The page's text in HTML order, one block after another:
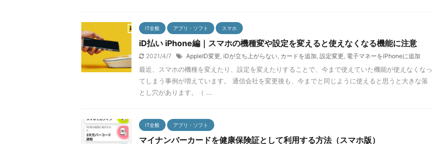
IT全般 アプリ・ソフト スマホ
iD払い iPhone編｜スマホの機種変や設定を変えると使えなくなる機能に注意
2021/4/7 AppleID変更, iDが立ち上がらない, カードを追加, 設定変更, 電子マネーをiPhoneに追加
最近、スマホの機種を変えたり、設定を変えたりすることで、今まで使えていた機能が使えなくなっ
てしまう事例が増えています。 通信会社を変更後も、今までと同じように使えると思うと大きな落
とし穴があります。（ ...
IT全般 アプリ・ソフト
マイナンバーカードを健康保険証として利用する方法（スマホ版）